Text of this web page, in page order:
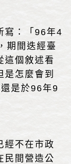
：「96年4
期間迭經臺
這個敘述看
怎麼會到
是於96年9
不在市政
民間營造公